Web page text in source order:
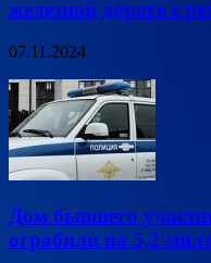
железной дороге с
07.11.2024
Дом бывшего
ограбили на 5,2